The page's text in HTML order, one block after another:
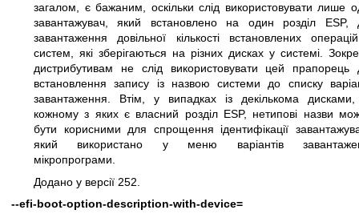
загалом, є бажаним, оскільки слід використовувати лише
завантажувач, який встановлено на один розділ ESP,
завантаження довільної кількості встановлених
систем, які зберігаються на різних дисках у системі.
дистрибутивам не слід використовувати цей прапорець
встановлення запису із назвою системи до списку
завантаження. Втім, у випадках із декількома
кожному з яких є власний розділ ESP, нетипові назви
бути корисними для спрощення ідентифікації
який використано у меню варіантів
мікропрограми.
Додано у версії 252.
--efi-boot-option-description-with-device=